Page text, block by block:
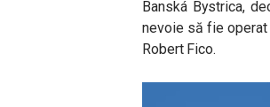
Banská Bystrica,
nevoie să fie operat
Robert Fico.